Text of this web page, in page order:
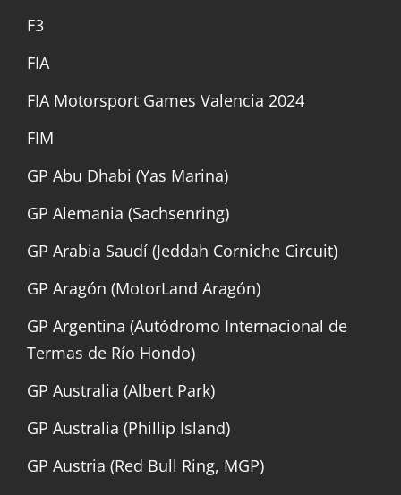
F3
FIA
FIA Motorsport Games Valencia 2024
FIM
GP Abu Dhabi (Yas Marina)
GP Alemania (Sachsenring)
GP Arabia Saudí (Jeddah Corniche Circuit)
GP Aragón (MotorLand Aragón)
GP Argentina (Autódromo Internacional de
Termas de Río Hondo)
GP Australia (Albert Park)
GP Australia (Phillip Island)
GP Austria (Red Bull Ring, MGP)